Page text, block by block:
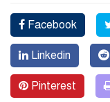
Facebook
Linkedin
Pinterest